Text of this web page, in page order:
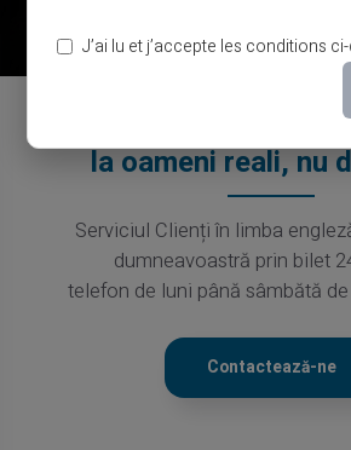
Service și
la oameni reali, nu
Serviciul Clienți în limba
dumneavoastră prin bilet
telefon de luni până sâmbătă
Contactează-ne
J’ai lu et j’accepte les conditions